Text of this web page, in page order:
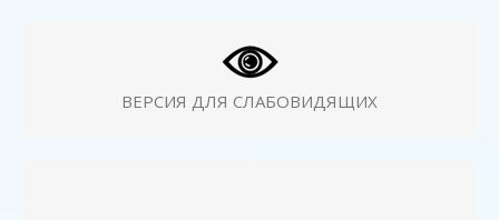
ВЕРСИЯ ДЛЯ СЛАБОВИДЯЩИХ